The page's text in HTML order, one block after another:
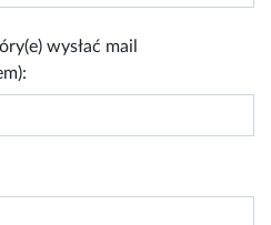
wysłać mail